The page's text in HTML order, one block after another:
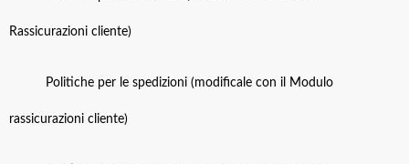
Rassicurazioni cliente)
Politiche per le spedizioni (modificale con il Modulo
rassicurazioni cliente)